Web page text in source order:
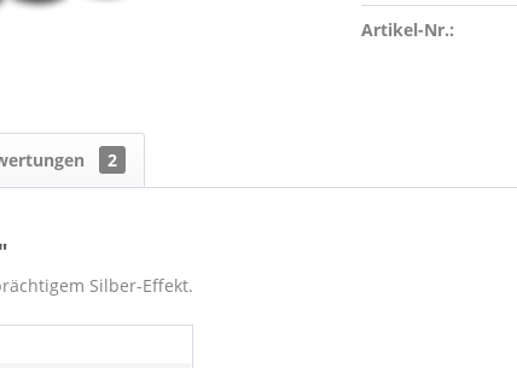
Artikel-Nr.:
2
Silber-Effekt.